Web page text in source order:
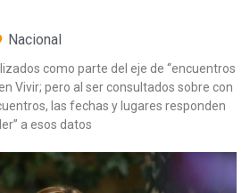
Nacional
como parte del eje de “encuentros
Vivir; pero al ser consultados sobre con
las fechas y lugares responden
a esos datos